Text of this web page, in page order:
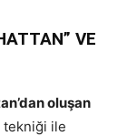
VE
oluşan
tekniği ile